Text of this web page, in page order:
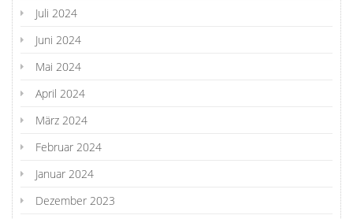
Juli 2024
Juni 2024
Mai 2024
April 2024
März 2024
Februar 2024
Januar 2024
Dezember 2023